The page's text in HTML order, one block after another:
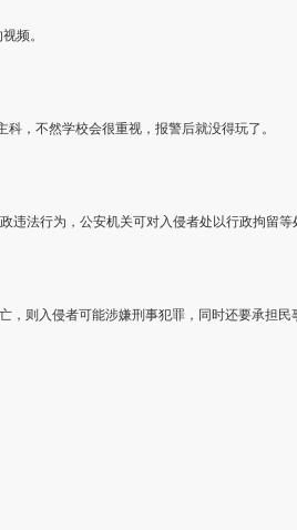
频。
，不然学校会很重视，报警后就没得玩了。
法行为，公安机关可对入侵者处以行政拘留等
则入侵者可能涉嫌刑事犯罪，同时还要承担民